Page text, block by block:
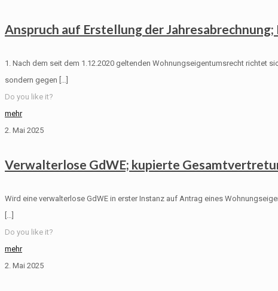
Anspruch auf Erstellung der
1. Nach dem seit dem 1.12.2020 geltenden Wohnungseigentumsrecht richtet
sondern gegen
Do you like it?
mehr
2. Mai 2025
Verwalterlose GdWE; kupierte
Wird eine verwalterlose GdWE in erster Instanz auf Antrag eines
[…]
Do you like it?
mehr
2. Mai 2025